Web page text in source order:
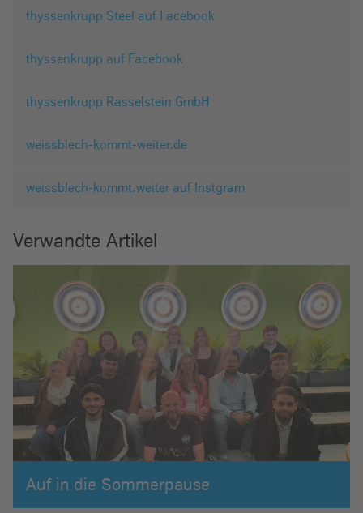
thyssenkrupp Steel auf Facebook
thyssenkrupp auf Facebook
thyssenkrupp Rasselstein GmbH
weissblech-kommt-weiter.de
weissblech-kommt.weiter auf Instgram
Verwandte Artikel
Auf in die Sommerpause